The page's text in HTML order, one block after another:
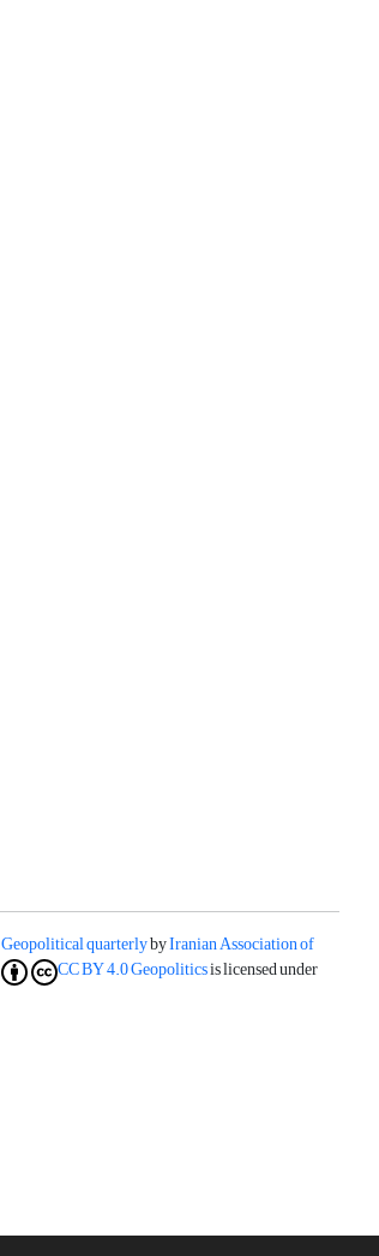
Geopolitical quarterlybyIranian Association of
Geopoliticsis licensed under
CC BY 4.0